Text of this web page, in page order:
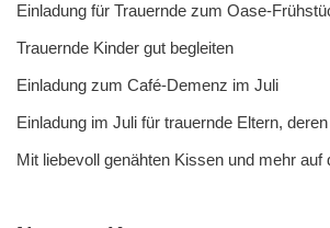
Einladung für Trauernde zum Oase-
Trauernde Kinder gut begleiten
Einladung zum Café-Demenz im Juli
Einladung im Juli für trauernde Eltern,
Mit liebevoll genähten Kissen und mehr auf